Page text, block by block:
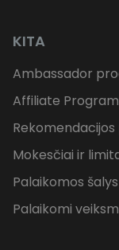
KITA
Ambassador
Affiliate Program
Mokesčiai ir
Palaikomos
Palaikomi